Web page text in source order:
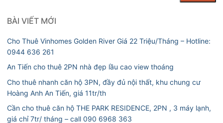
BÀI VIẾT MỚI
Cho Thuê Vinhomes Golden River Giá 22 Triệu/Tháng – Hotline:
0944 636 261
An Tiến cho thuê 2PN nhà đẹp lầu cao view thoáng
Cho thuê nhanh căn hộ 3PN, đầy đủ nội thất, khu chung cư
Hoàng Anh An Tiến, giá 11tr/th
Cần cho thuê căn hộ THE PARK RESIDENCE, 2PN , 3 máy lạnh,
giá chỉ 7tr/ tháng – call 090 6968 363